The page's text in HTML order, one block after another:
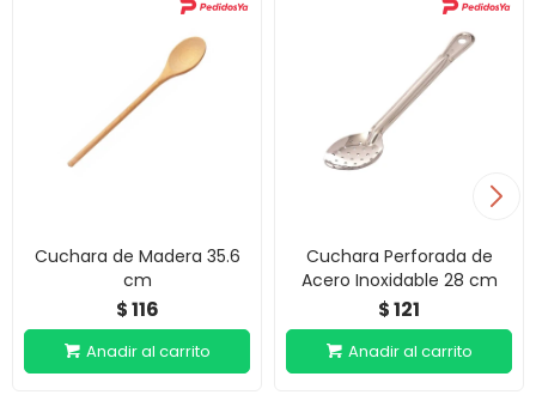
Cuchara de Madera 35.6
cm
$116
Cuchara Perforada de
Acero Inoxidable 28 cm
$121